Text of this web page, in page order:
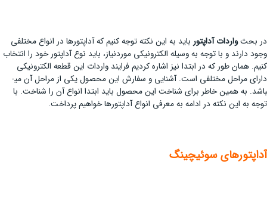
در بحثواردات آداپتورباید به این نکته توجه کنیم که آداپتورها در انواع مختلفی
وجود دارند و با توجه به وسیله الکترونیکی موردنیاز، باید نوع آداپتور خود را انتخاب
کنیم. همان طور که در ابتدا نیز اشاره کردیم فرایند واردات این قطعه الکترونیکی
مراحل مختلفی است. آشنایی و سفارش این محصول یکی از مراحل آن می­
باشد. به همین خاطر برای شناخت این محصول باید ابتدا انواع آن را شناخت. با
توجه به این نکته در ادامه به معرفی انواع آداپتورها خواهیم پرداخت.
آداپتورهای سوئیچینگ